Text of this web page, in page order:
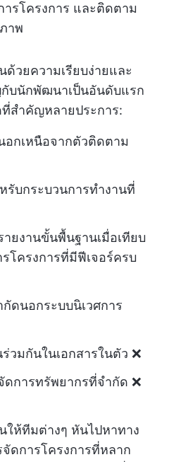
รโครงการ และติดตาม
าพ
วยความเรียบง่ายและ
บนักพัฒนาเป็นอันดับแรก
สำคัญหลายประการ:
อกเหนือจากตัวติดตาม
รับกระบวนการทำงานที่
ยงานขั้นพื้นฐานเมื่อเทียบ
โครงการที่มีฟีเจอร์ครบ
ดนอกระบบนิเวศการ
วมกันในเอกสารในตัว ❌
การทรัพยากรที่จำกัด ❌
ห้ทีมต่างๆ หันไปหาทาง
ดการโครงการที่หลาก